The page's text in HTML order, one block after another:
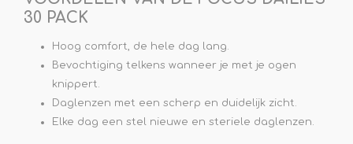
30 PACK
Hoog comfort, de hele dag lang.
Bevochtiging telkens wanneer je met je ogen
knippert.
Daglenzen met een scherp en duidelijk zicht.
Elke dag een stel nieuwe en steriele daglenzen.